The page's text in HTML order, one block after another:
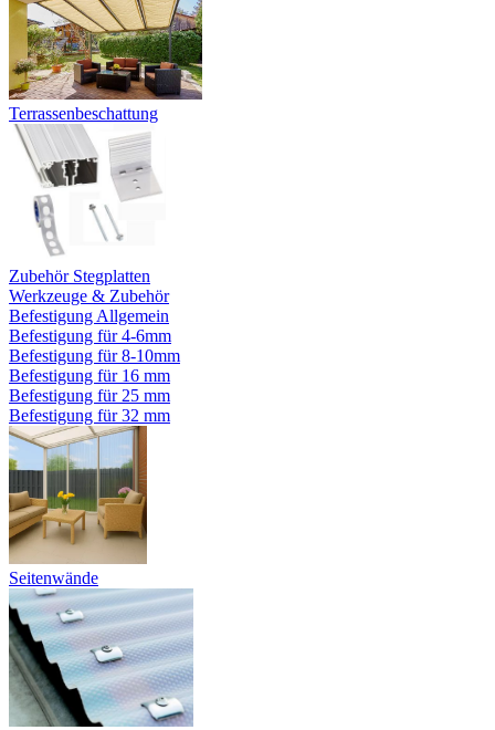
Terrassenbeschattung
Zubehör Stegplatten
Werkzeuge & Zubehör
Befestigung Allgemein
Befestigung für 4-6mm
Befestigung für 8-10mm
Befestigung für 16 mm
Befestigung für 25 mm
Befestigung für 32 mm
Seitenwände